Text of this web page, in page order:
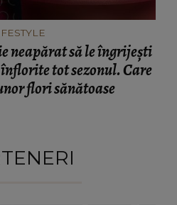
neapărat să le îngrijești
tot sezonul. Care
flori sănătoase